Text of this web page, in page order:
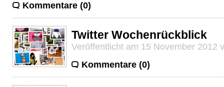
Kommentare (0)
Twitter Wochenrückblick
Veröffentlicht am 15 November 2012
Kommentare (0)